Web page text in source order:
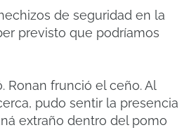
de seguridad en la
previsto que podríamos
Ronan frunció el ceño. Al
pudo sentir la presencia
extraño dentro del pomo